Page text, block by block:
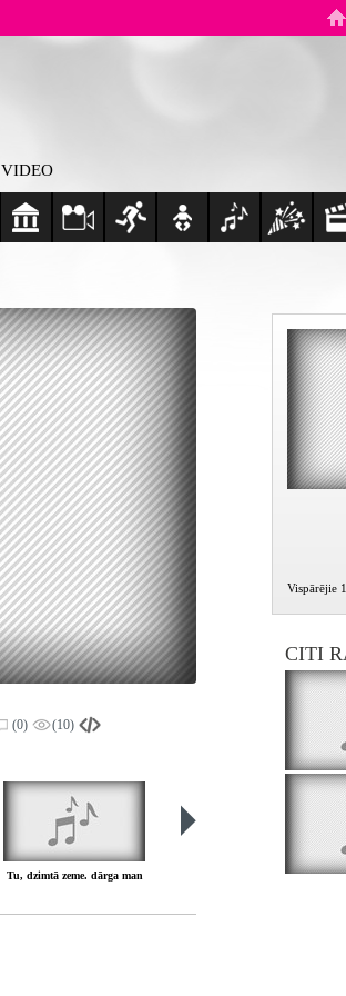
VIDEO
(0) (10)
Tu, dzimtā zeme. dārga man Tu,
Vispārējie
CITI